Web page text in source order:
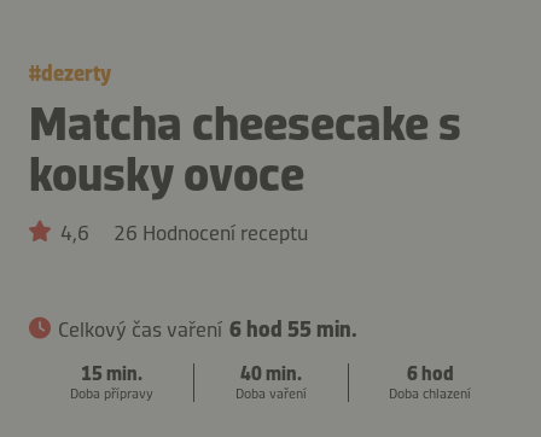
#dezerty
Matcha cheesecake s
kousky ovoce
4,6 26 Hodnocení receptu
Celkový čas vaření 6 hod 55 min.
15 min.
Doba přípravy
40 min.
Doba vaření
6 hod
Doba chlazení